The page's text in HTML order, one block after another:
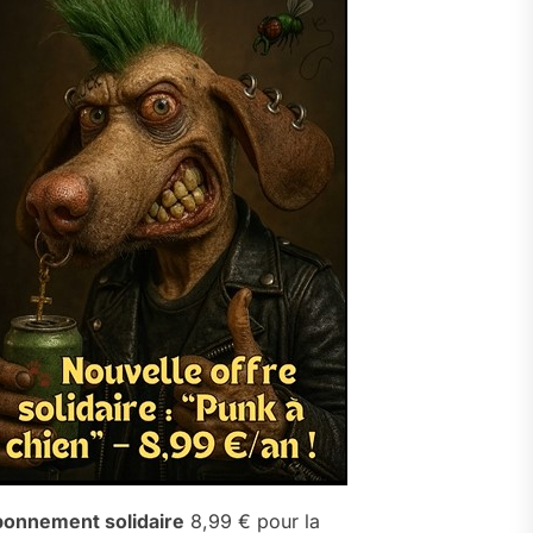
solidaire 8,99 € pour la